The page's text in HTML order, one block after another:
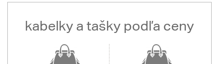
kabelky a tašky podľa ceny